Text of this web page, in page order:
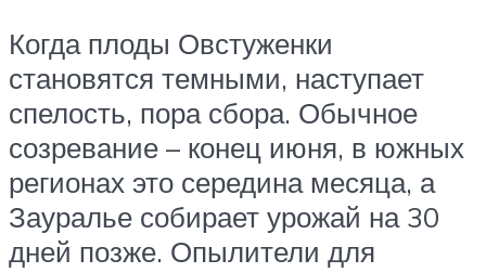
Когда плоды Овстуженки
становятся темными, наступает
спелость, пора сбора. Обычное
созревание – конец июня, в южных
регионах это середина месяца, а
Зауралье собирает урожай на 30
дней позже. Опылители для